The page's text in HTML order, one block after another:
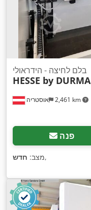
אוסטריה 2,461 km
בלם לחיצה - הידראולי
HESSE by DURMA
פנה
מצב: חדש ,